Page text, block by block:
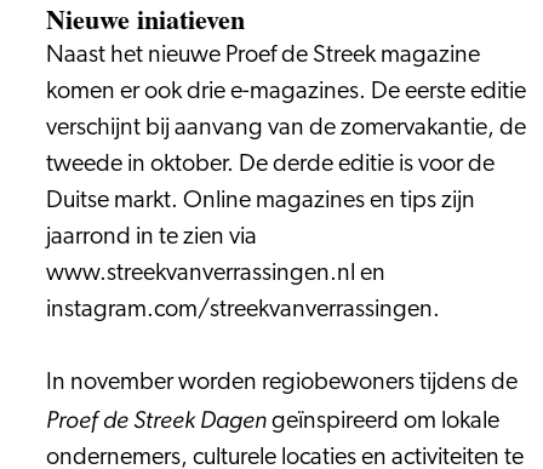
Nieuwe iniatieven
Naast het nieuwe Proef de Streek magazine
komen er ook drie e-magazines. De eerste editie
verschijnt bij aanvang van de zomervakantie, de
tweede in oktober. De derde editie is voor de
Duitse markt. Online magazines en tips zijn
jaarrond in te zien via
www.streekvanverrassingen.nl en
instagram.com/streekvanverrassingen.
In november worden regiobewoners tijdens de
Proef de Streek Dagen geïnspireerd om lokale
ondernemers, culturele locaties en activiteiten te